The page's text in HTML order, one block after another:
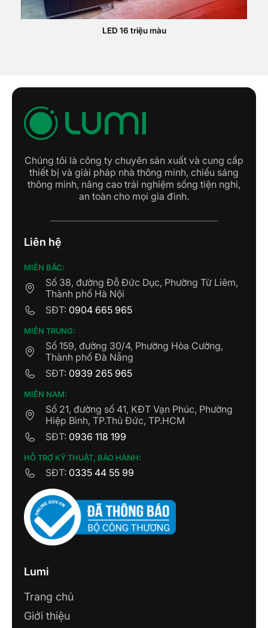
LED 16 triệu màu
Chúng tôi là công ty chuyên sản xuất và cung cấp
thiết bị và giải pháp nhà thông minh, chiếu sáng
thông minh, nâng cao trải nghiệm sống tiện nghi,
an toàn cho mọi gia đình.
Liên hệ
MIỀN BẮC:
Số 38, đường Đỗ Đức Dục, Phường Từ Liêm,
Thành phố Hà Nội
SĐT: 0904 665 965
MIỀN TRUNG:
Số 159, đường 30/4, Phường Hòa Cường,
Thành phố Đà Nẵng
SĐT: 0939 265 965
MIỀN NAM:
Số 21, đường số 41, KĐT Vạn Phúc, Phường
Hiệp Bình, TP.Thủ Đức, TP.HCM
SĐT: 0936 118 199
HỖ TRỢ KỸ THUẬT, BẢO HÀNH:
SĐT: 0335 44 55 99
Lumi
Trang chủ
Giới thiệu